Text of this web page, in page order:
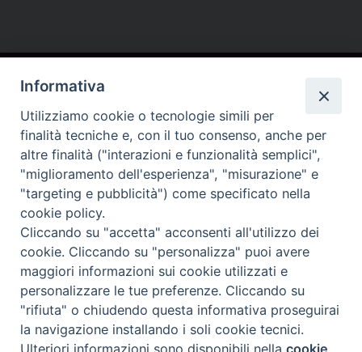
Conferenza Episcopale Lombarda (CEL)
Cookie policy
Informativa
Utilizziamo cookie o tecnologie simili per
finalità tecniche e, con il tuo consenso, anche per
altre finalità ("interazioni e funzionalità semplici",
"miglioramento dell'esperienza", "misurazione" e
"targeting e pubblicità") come specificato nella
cookie policy.
Cliccando su "accetta" acconsenti all'utilizzo dei
cookie. Cliccando su "personalizza" puoi avere
maggiori informazioni sui cookie utilizzati e
personalizzare le tue preferenze. Cliccando su
"rifiuta" o chiudendo questa informativa proseguirai
la navigazione installando i soli cookie tecnici.